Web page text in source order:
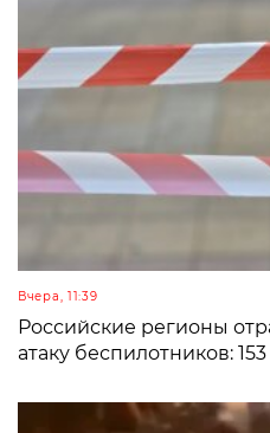
Вчера, 11:39
Российские регионы
атаку беспилотников: